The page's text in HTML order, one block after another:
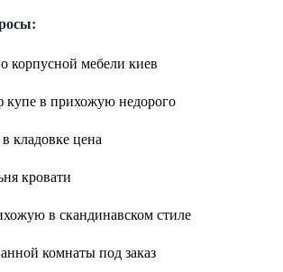
корпусной мебели киев
купе в прихожую недорого
кладовке цена
кровати
в скандинавском стиле
комнаты под заказ